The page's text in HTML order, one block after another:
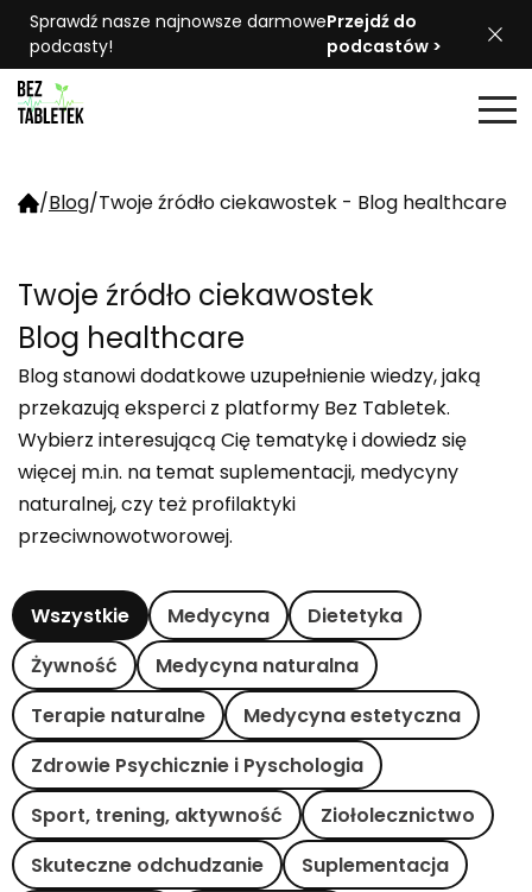
Sprawdź nasze najnowsze darmowe
podcasty!
Przejdź do
podcastów >
/Blog/Twoje źródło ciekawostek - Blog healthcare
Twoje źródło ciekawostek
Blog healthcare
Blog stanowi dodatkowe uzupełnienie wiedzy, jaką
przekazują eksperci z platformy Bez Tabletek.
Wybierz interesującą Cię tematykę i dowiedz się
więcej m.in. na temat suplementacji, medycyny
naturalnej, czy też profilaktyki
przeciwnowotworowej.
Wszystkie Medycyna
Dietetyka
Żywność
Medycyna naturalna
Terapie naturalne
Medycyna estetyczna
Zdrowie Psychicznie i Pyschologia
Sport, trening, aktywność
Ziołolecznictwo
Skuteczne odchudzanie
Suplementacja